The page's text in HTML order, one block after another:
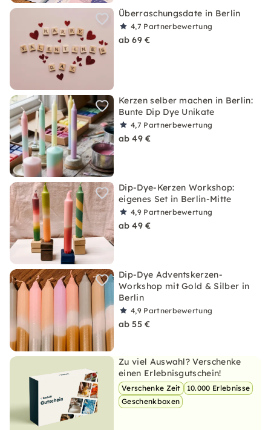
Überraschungsdate in Berlin
4,7 Partnerbewertung
ab 69 €
Kerzen selber machen in Berlin:
Bunte Dip Dye Unikate
4,7 Partnerbewertung
ab 49 €
Dip-Dye-Kerzen Workshop:
eigenes Set in Berlin-Mitte
4,9 Partnerbewertung
ab 49 €
Dip-Dye Adventskerzen-
Workshop mit Gold & Silber in
Berlin
4,9 Partnerbewertung
ab 55 €
Zu viel Auswahl? Verschenke
einen Erlebnisgutschein!
Verschenke Zeit
10.000 Erlebnisse
Geschenkboxen